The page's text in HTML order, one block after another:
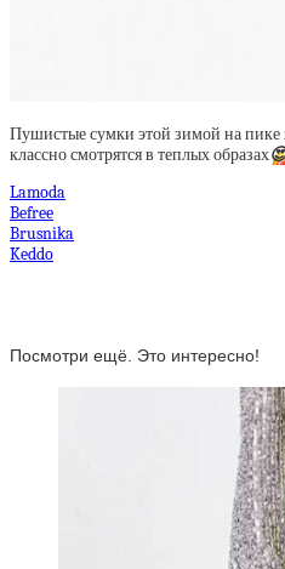
Пушистые сумки этой зимой на пике
классно смотрятся в теплых образах
Lamoda
Befree
Brusnika
Keddo
Посмотри ещё. Это интересно!